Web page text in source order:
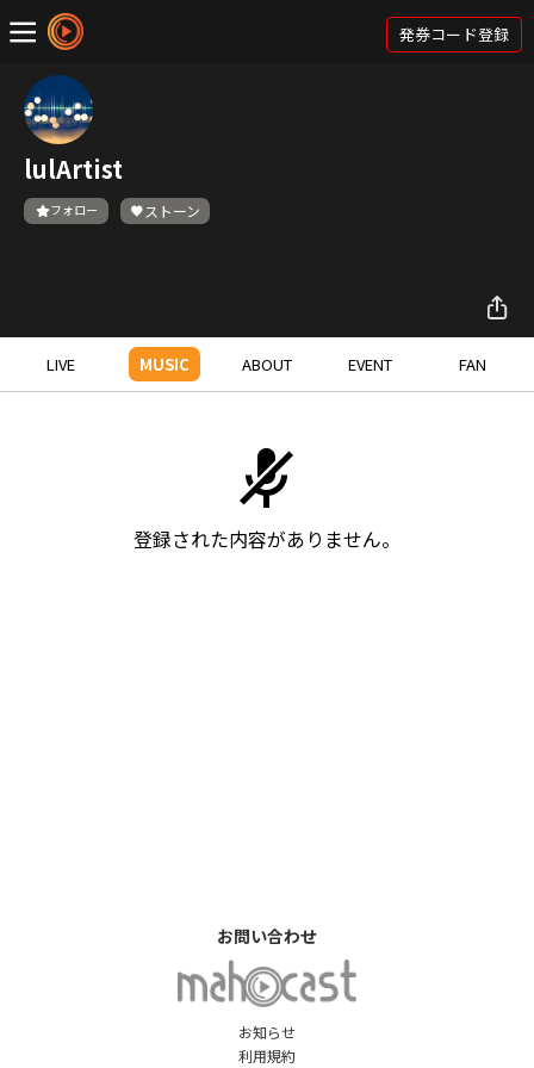
発券コード登録
lulArtist
フォロー ストーン
LIVE MUSIC ABOUT EVENT FAN
登録された内容がありません。
お知らせ
利用規約
お問い合わせ